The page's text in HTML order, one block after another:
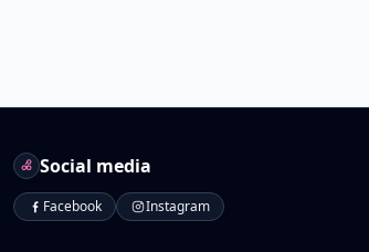
Social media
Facebook Instagram